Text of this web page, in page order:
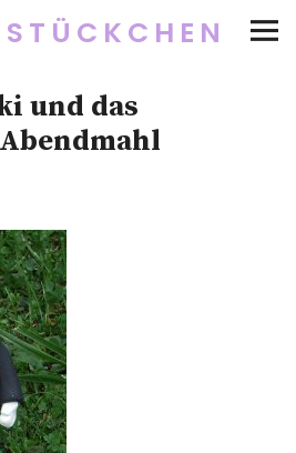
Facebookpinterest
und das